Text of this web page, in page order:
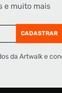
e muito mais
CADASTRAR
da Artwalk e